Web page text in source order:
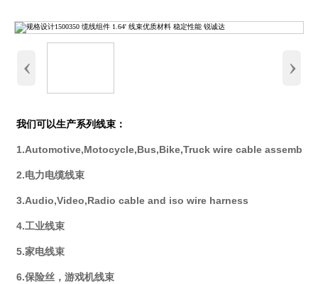
‹ ›
我们可以生产系列线束：
1.Automotive,Motocycle,Bus,Bike,Truck wire cable assembly
2.电力电缆线束
3.Audio,Video,Radio cable and iso wire harness
4.工业线束
5.家电线束
6.保险丝，游戏机线束